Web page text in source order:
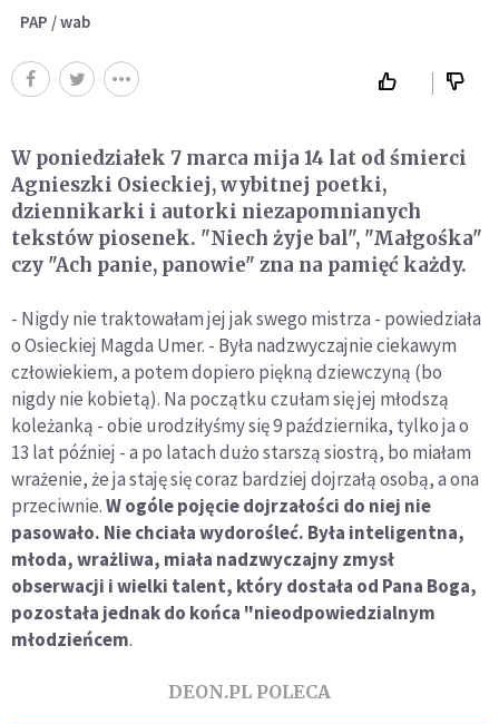
PAP / wab
W poniedziałek 7 marca mija 14 lat od śmierci
Agnieszki Osieckiej, wybitnej poetki,
dziennikarki i autorki niezapomnianych
tekstów piosenek. "Niech żyje bal", "Małgośka"
czy "Ach panie, panowie" zna na pamięć każdy.
- Nigdy nie traktowałam jej jak swego mistrza - powiedziała
o Osieckiej Magda Umer. - Była nadzwyczajnie ciekawym
człowiekiem, a potem dopiero piękną dziewczyną (bo
nigdy nie kobietą). Na początku czułam się jej młodszą
koleżanką - obie urodziłyśmy się 9 października, tylko ja o
13 lat później - a po latach dużo starszą siostrą, bo miałam
wrażenie, że ja staję się coraz bardziej dojrzałą osobą, a ona
przeciwnie.W ogóle pojęcie dojrzałości do niej nie
pasowało. Nie chciała wydorośleć. Była inteligentna,
młoda, wrażliwa, miała nadzwyczajny zmysł
obserwacji i wielki talent, który dostała od Pana Boga,
pozostała jednak do końca "nieodpowiedzialnym
młodzieńcem.
DEON.PL POLECA